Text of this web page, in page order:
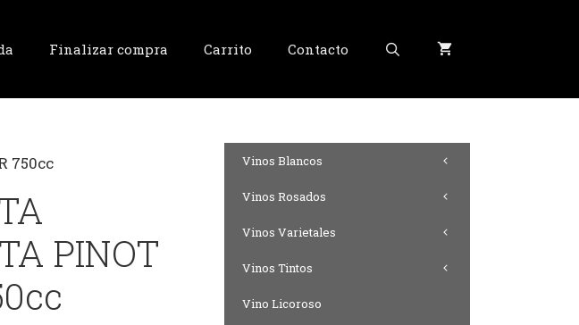
Finalizar compra Carrito Contacto
750cc
PINOT
Vinos Blancos
Vinos Rosados
Vinos Varietales
Vinos Tintos
Vino Licoroso